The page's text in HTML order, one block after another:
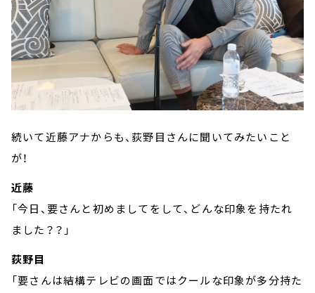
続いて近藤アナからも、荻野目さんに聞いてみたいこと
が！
近藤
「今日、要さんと初めましてをして、どんな印象を持たれ
ました？？」
荻野目
「要さんは結構テレビの画面ではクールな印象が多分持た